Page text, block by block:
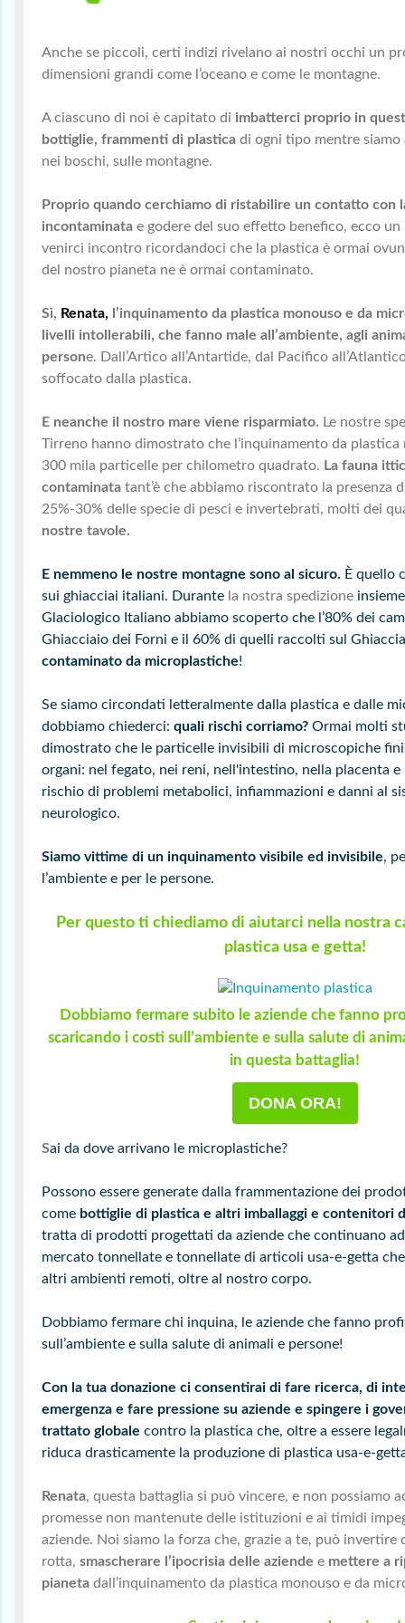
Anche se piccoli, certi indizi rivelano ai nostri occhi un
dimensioni grandi come l’oceano e come le montagne.
A ciascuno di noi è capitato di imbatterci proprio in
bottiglie, frammenti di plastica di ogni tipo mentre siamo
nei boschi, sulle montagne.
Proprio quando cerchiamo di ristabilire un contatto con
incontaminata e godere del suo effetto benefico, ecco
venirci incontro ricordandoci che la plastica è ormai
del nostro pianeta ne è ormai contaminato.
Sì, Renata,
l’inquinamento da plastica monouso e da
livelli intollerabili, che fanno male all’ambiente, agli
persone. Dall’Artico all’Antartide, dal Pacifico
soffocato dalla plastica.
E neanche il nostro mare viene risparmiato. Le nostre
Tirreno hanno dimostrato che l’inquinamento da plastica
300 mila particelle per chilometro quadrato. La fauna
contaminata tant’è che abbiamo riscontrato la presenza
25%-30% delle specie di pesci e invertebrati, molti dei
nostre tavole.
E nemmeno le nostre montagne sono al sicuro. È quello
sui ghiacciai italiani. Durante la nostra spedizione
Glaciologico Italiano abbiamo scoperto che l’80% dei
Ghiacciaio dei Forni e il 60% di quelli raccolti sul
contaminato da microplastiche!
Se siamo circondati letteralmente dalla plastica e dalle
dobbiamo chiederci: quali rischi corriamo? Ormai molti
dimostrato che le particelle invisibili di microscopiche
organi: nel fegato, nei reni, nell'intestino, nella placenta e
rischio di problemi metabolici, infiammazioni e danni al
neurologico.
Siamo vittime di un inquinamento visibile ed invisibile,
l’ambiente e per le persone.
Per questo ti chiediamo di aiutarci nella nostra
plastica usa e getta!
Dobbiamo fermare subito le aziende che fanno
scaricando i costi sull’ambiente e sulla salute di
in questa battaglia!
DONA ORA!
Sai da dove arrivano le microplastiche?
Possono essere generate dalla frammentazione dei
come bottiglie di plastica e altri imballaggi e contenitori
tratta di prodotti progettati da aziende che continuano
mercato tonnellate e tonnellate di articoli usa-e-getta
altri ambienti remoti, oltre al nostro corpo.
Dobbiamo fermare chi inquina, le aziende che fanno
sull’ambiente e sulla salute di animali e persone!
Con la tua donazione ci consentirai di fare ricerca, di
emergenza e fare pressione su aziende e spingere i
trattato globale contro la plastica che, oltre a essere
riduca drasticamente la produzione di plastica usa-e-
Renata, questa battaglia si può vincere, e non possiamo
promesse non mantenute delle istituzioni e ai timidi
aziende. Noi siamo la forza che, grazie a te, può invertire
rotta, smascherare l’ipocrisia delle aziende e mettere a
pianeta dall’inquinamento da plastica monouso e da